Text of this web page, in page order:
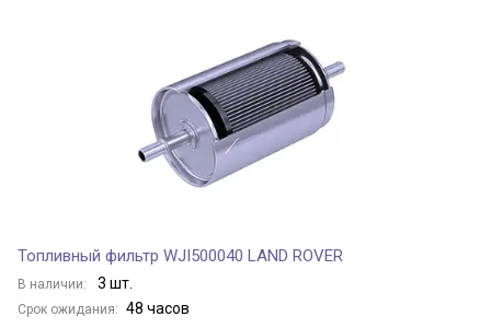
Топливный фильтр WJI500040 LAND ROVER
В наличии: 3 шт.
Срок ожидания: 48 часов